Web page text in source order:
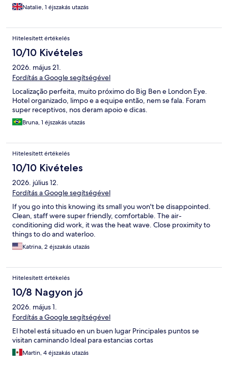
Natalie, 1 éjszakás utazás
Hitelesített értékelés
10/10 Kivételes
2026. május 21.
Fordítás a Google segítségével
Localização perfeita, muito próximo do Big Ben e London Eye.
Hotel organizado, limpo e a equipe então, nem se fala. Foram
super receptivos, nos deram apoio e dicas.
Bruna, 1 éjszakás utazás
Hitelesített értékelés
10/10 Kivételes
2026. július 12.
Fordítás a Google segítségével
If you go into this knowing its small you won't be disappointed.
Clean, staff were super friendly, comfortable. The air-
conditioning did work, it was the heat wave. Close proximity to
things to do and waterloo.
Katrina, 2 éjszakás utazás
Hitelesített értékelés
10/8 Nagyon jó
2026. május 1.
Fordítás a Google segítségével
El hotel está situado en un buen lugar Principales puntos se
visitan caminando Ideal para estancias cortas
Martin, 4 éjszakás utazás